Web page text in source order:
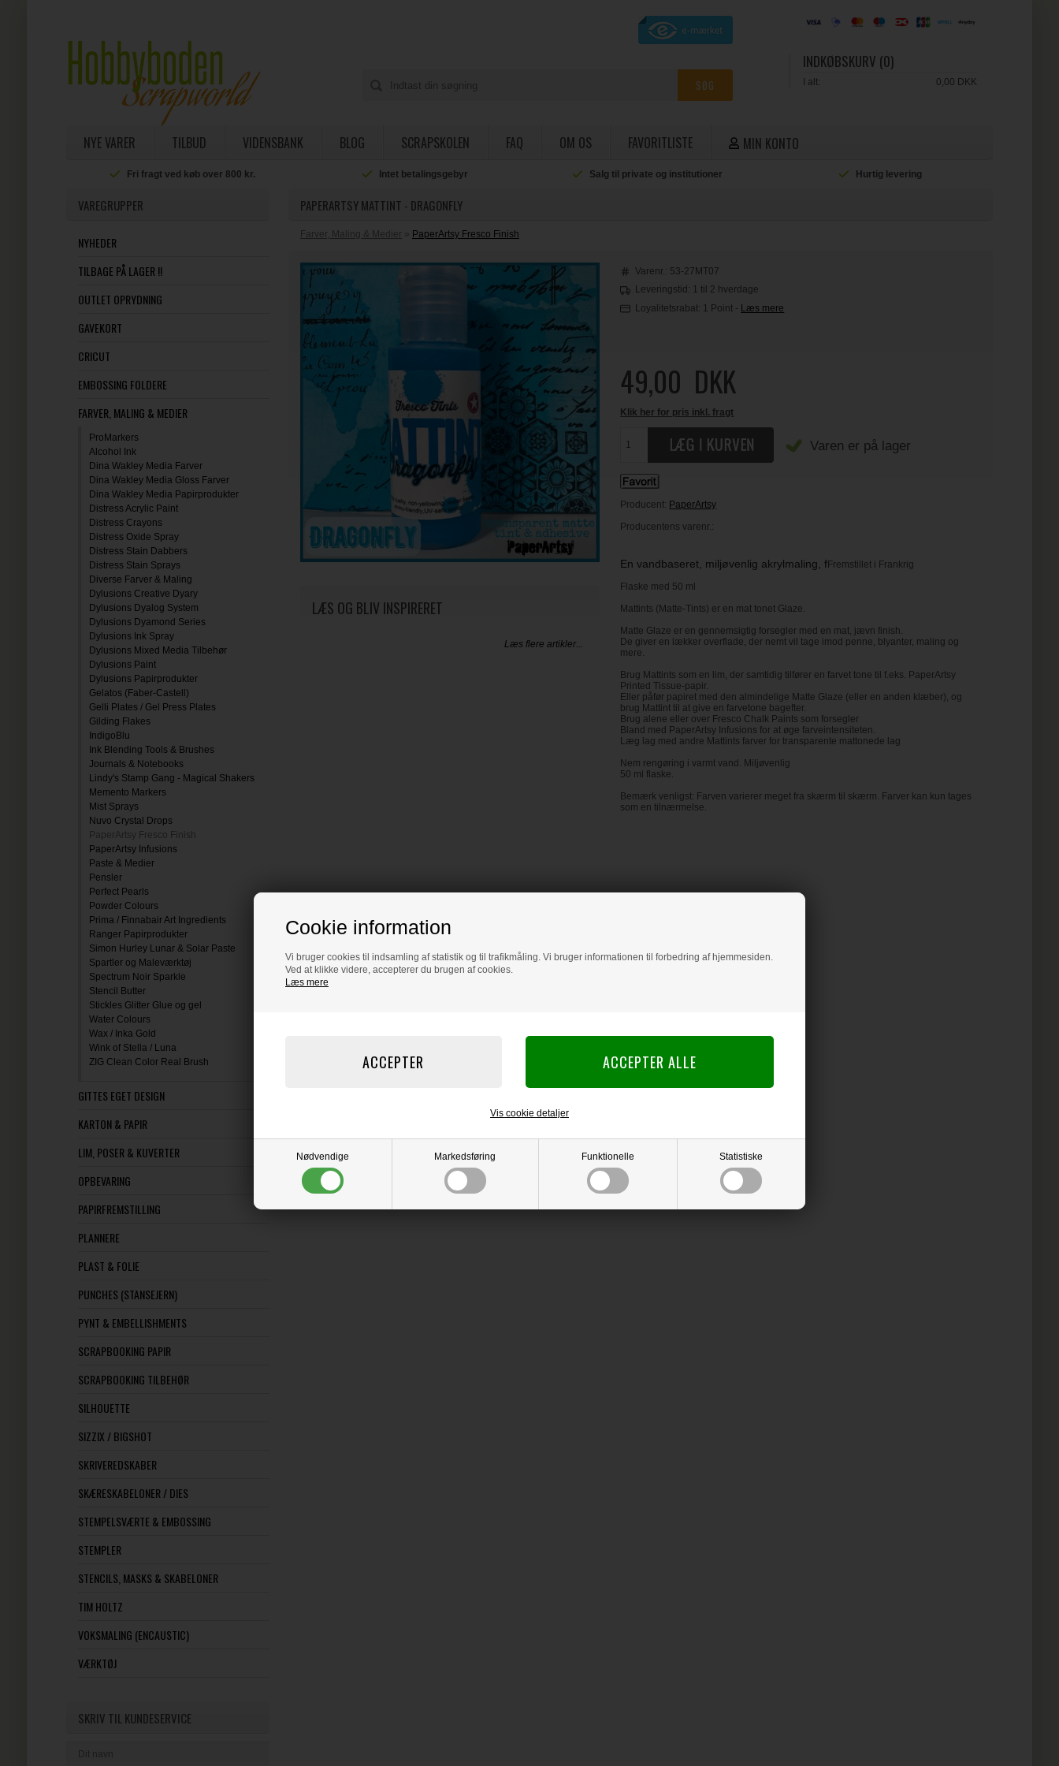
Cookie information
Vi bruger cookies til indsamling af statistik og til trafikmåling. Vi bruger informationen til forbedring af hjemmesiden.
Ved at klikke videre, accepterer du brugen af cookies.
Læs mere
Nødvendige Markedsføring Funktionelle Statistiske
Vis cookie detaljer
INDKØBSKURV (0)
I alt: 0,00 DKK
NYE VARER TILBUD VIDENSBANK BLOG SCRAPSKOLEN FAQ OM OS FAVORITLISTE MIN KONTO
Fri fragt ved køb over 800 kr. Intet betalingsgebyr Salg til private og institutioner Hurtig levering
VAREGRUPPER
NYHEDER
TILBAGE PÅ LAGER !!
OUTLET OPRYDNING
GAVEKORT
CRICUT
EMBOSSING FOLDERE
FARVER, MALING & MEDIER
ProMarkers
Alcohol Ink
Dina Wakley Media Farver
Dina Wakley Media Gloss Farver
Dina Wakley Media Papirprodukter
Distress Acrylic Paint
Distress Crayons
Distress Oxide Spray
Distress Stain Dabbers
Distress Stain Sprays
Diverse Farver & Maling
Dylusions Creative Dyary
Dylusions Dyalog System
Dylusions Dyamond Series
Dylusions Ink Spray
Dylusions Mixed Media Tilbehør
Dylusions Paint
Dylusions Papirprodukter
Gelatos (Faber-Castell)
Gelli Plates / Gel Press Plates
Gilding Flakes
IndigoBlu
Ink Blending Tools & Brushes
Journals & Notebooks
Lindy's Stamp Gang - Magical Shakers
Memento Markers
Mist Sprays
Nuvo Crystal Drops
PaperArtsy Fresco Finish
PaperArtsy Infusions
Paste & Medier
Pensler
Perfect Pearls
Powder Colours
Prima / Finnabair Art Ingredients
Ranger Papirprodukter
Simon Hurley Lunar & Solar Paste
Spartler og Maleværktøj
Spectrum Noir Sparkle
Stencil Butter
Stickles Glitter Glue og gel
Water Colours
Wax / Inka Gold
Wink of Stella / Luna
ZIG Clean Color Real Brush
GITTES EGET DESIGN
KARTON & PAPIR
LIM, POSER & KUVERTER
OPBEVARING
PAPIRFREMSTILLING
PLANNERE
PLAST & FOLIE
PUNCHES (STANSEJERN)
PYNT & EMBELLISHMENTS
SCRAPBOOKING PAPIR
SCRAPBOOKING TILBEHØR
SILHOUETTE
SIZZIX / BIGSHOT
SKRIVEREDSKABER
SKÆRESKABELONER / DIES
STEMPELSVÆRTE & EMBOSSING
STEMPLER
STENCILS, MASKS & SKABELONER
TIM HOLTZ
VOKSMALING (ENCAUSTIC)
VÆRKTØJ
SKRIV TIL KUNDESERVICE
PAPERARTSY MATTINT - DRAGONFLY
Farver, Maling & Medier » PaperArtsy Fresco Finish
Varenr.: 53-27MT07
Leveringstid: 1 til 2 hverdage
Loyalitetsrabat: 1 Point - Læs mere
49,00 DKK
Klik her for pris inkl. fragt
Varen er på lager
Producent: PaperArtsy
Producentens varenr.:
En vandbaseret, miljøvenlig akrylmaling, fFremstillet i Frankrig
Flaske med 50 ml
Mattints (Matte-Tints) er en mat tonet Glaze.
Matte Glaze er en gennemsigtig forsegler med en mat, jævn finish.
De giver en lækker overflade, der nemt vil tage imod penne, blyanter, maling og
mere.
Brug Mattints som en lim, der samtidig tilfører en farvet tone til f.eks. PaperArtsy
Printed Tissue-papir.
Eller påfør papiret med den almindelige Matte Glaze (eller en anden klæber), og
brug Mattint til at give en farvetone bagefter.
Brug alene eller over Fresco Chalk Paints som forsegler
Bland med PaperArtsy Infusions for at øge farveintensiteten.
Læg lag med andre Mattints farver for transparente mattonede lag
Nem rengøring i varmt vand. Miljøvenlig
50 ml flaske.
Bemærk venligst: Farven varierer meget fra skærm til skærm. Farver kan kun tages
som en tilnærmelse.
LÆS OG BLIV INSPIRERET
Læs flere artikler...